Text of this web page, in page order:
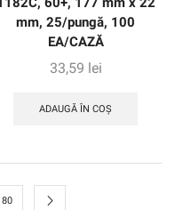
mm, 25/pungă, 100
EA/CAZĂ
33,59 lei
ADAUGĂ ÎN COȘ
80